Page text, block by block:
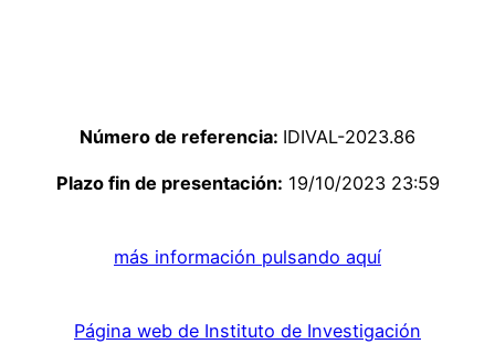
Número de referencia: IDIVAL-2023.86
Plazo fin de presentación: 19/10/2023 23:59
más información pulsando aquí
Página web de Instituto de Investigación